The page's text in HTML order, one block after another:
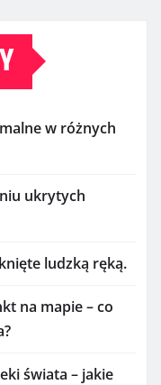
w różnych
ukrytych
ludzką ręką.
na mapie – co
świata – jakie